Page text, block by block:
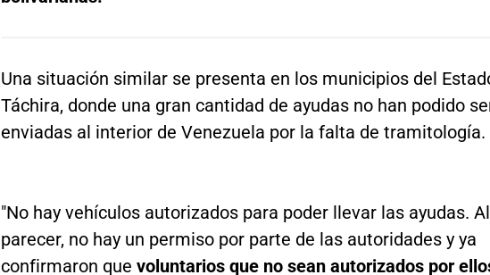
Una situación similar se presenta en los municipios del
Táchira, donde una gran cantidad de ayudas no han podido
enviadas al interior de Venezuela por la falta de tramitología.
"No hay vehículos autorizados para poder llevar las ayudas. Al
parecer, no hay un permiso por parte de las autoridades y ya
confirmaron que voluntarios que no sean autorizados por